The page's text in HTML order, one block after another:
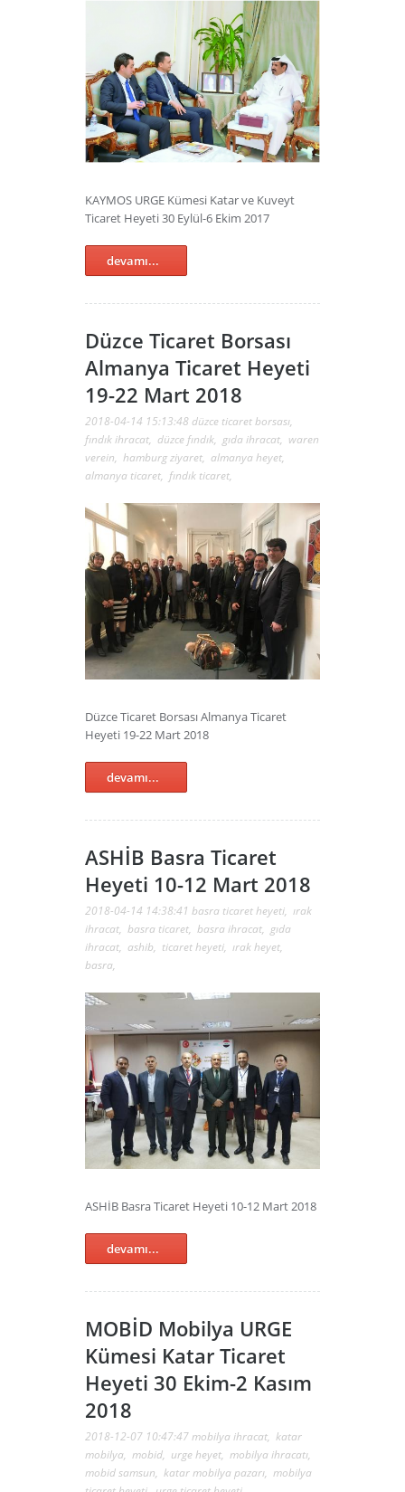
KAYMOS URGE Kümesi Katar ve Kuveyt
Ticaret Heyeti 30 Eylül-6 Ekim 2017
devamı...
Düzce Ticaret Borsası
Almanya Ticaret Heyeti
19-22 Mart 2018
2018-04-14 15:13:48 düzce ticaret borsası,
fındık ihracat, düzce fındık, gıda ihracat, waren
verein, hamburg ziyaret, almanya heyet,
almanya ticaret, fındık ticaret,
Düzce Ticaret Borsası Almanya Ticaret
Heyeti 19-22 Mart 2018
devamı...
ASHİB Basra Ticaret
Heyeti 10-12 Mart 2018
2018-04-14 14:38:41 basra ticaret heyeti, ırak
ihracat, basra ticaret, basra ihracat, gıda
ihracat, ashib, ticaret heyeti, ırak heyet,
basra,
ASHİB Basra Ticaret Heyeti 10-12 Mart 2018
devamı...
MOBİD Mobilya URGE
Kümesi Katar Ticaret
Heyeti 30 Ekim-2 Kasım
2018
2018-12-07 10:47:47mobilya ihracat, katar
mobilya, mobid, urge heyet, mobilya ihracatı,
mobid samsun, katar mobilya pazarı, mobilya